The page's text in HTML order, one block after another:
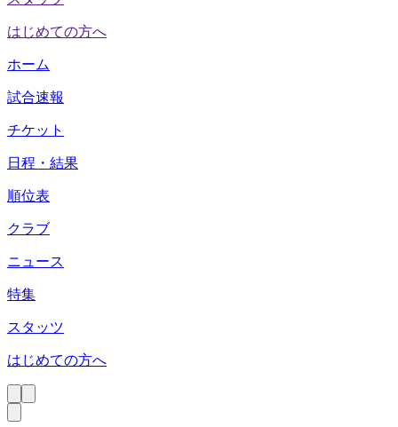
はじめての方へ
ホーム
試合速報
チケット
日程・結果
順位表
クラブ
ニュース
特集
スタッツ
はじめての方へ